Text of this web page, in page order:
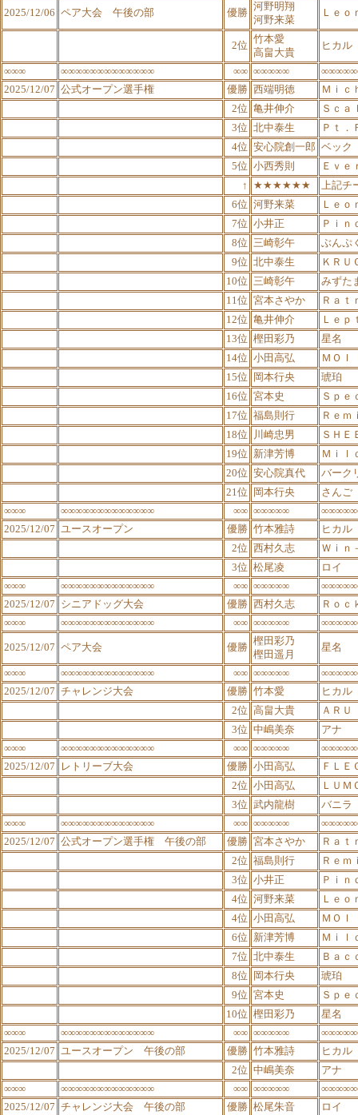
2025/12/06 ペア大会 午後の部 優勝
河野明翔
河野来菜
Ｌｅｏ
2位
竹本愛
高畠大貴
ヒカル
∞∞∞ ∞∞∞∞∞∞∞∞∞∞∞∞∞ ∞∞ ∞∞∞∞∞
2025/12/07 公式オープン選手権 優勝 西端明徳
Ｍｉｃ
2位 亀井伸介
Ｓｃａ
3位 北中泰生
Ｐｔ．
4位 安心院創一郎 ベック
5位 小西秀則
Ｅｖｅ
↑
★★★★★★
上記チ
6位 河野来菜
Ｌｅｏ
7位 小井正
Ｐｉ
8位 三崎彰午
ぶんぷ
9位 北中泰生
ＫＲＵ
10位 三崎彰午
みずた
11位 宮本さやか
Ｒａｔ
12位 亀井伸介
Ｌｅｐ
13位 樫田彩乃
星名
14位 小田高弘
ＭＯＩ
15位
岡本行央
琥珀
16位 宮本史
Ｓｐｅ
17位 福島則行
Ｒｅｍ
18位
川崎忠男
ＳＨＥ
19位
新津芳博
Ｍｉ
20位 安心院真代
バーク
21位
岡本行央
さんご
∞∞∞
∞∞∞∞∞∞∞∞∞∞∞∞∞ ∞∞ ∞∞∞∞∞
2025/12/07 ユースオープン 優勝 竹本雅詩
ヒカル
2位
西村久志
Ｗｉｎ
3位 松尾凌
ロイ
∞∞∞
∞∞∞∞∞∞∞∞∞∞∞∞∞ ∞∞ ∞∞∞∞∞
2025/12/07
シニアドッグ大会 優勝 西村久志
Ｒｏｃ
∞∞∞
∞∞∞∞∞∞∞∞∞∞∞∞∞ ∞∞ ∞∞∞∞∞
2025/12/07 ペア大会 優勝
樫田彩乃
樫田遥月
星名
∞∞∞ ∞∞∞∞∞∞∞∞∞∞∞∞∞ ∞∞ ∞∞∞∞∞
2025/12/07 チャレンジ大会 優勝 竹本愛
ヒカル
2位
高畠大貴
ＡＲＵ
3位 中嶋美奈
アナ
∞∞∞
∞∞∞∞∞∞∞∞∞∞∞∞∞ ∞∞ ∞∞∞∞∞
2025/12/07
レトリーブ大会 優勝 小田高弘
ＦＬＥ
2位 小田高弘
ＬＵＭ
3位 武内龍樹
バニラ
∞∞∞
∞∞∞∞∞∞∞∞∞∞∞∞∞ ∞∞ ∞∞∞∞∞
2025/12/07 公式オープン選手権 午後の部 優勝 宮本さやか
Ｒａｔ
2位 福島則行
Ｒｅｍ
3位 小井正
Ｐｉ
4位 河野来菜
Ｌｅｏ
4位 小田高弘
ＭＯＩ
6位
新津芳博
Ｍｉ
7位 北中泰生
Ｂａ
8位
岡本行央
琥珀
9位 宮本史
Ｓｐｅ
10位 樫田彩乃
星名
∞∞∞
∞∞∞∞∞∞∞∞∞∞∞∞∞ ∞∞ ∞∞∞∞∞
2025/12/07 ユースオープン 午後の部 優勝 竹本雅詩
ヒカル
2位 中嶋美奈
アナ
∞∞∞
∞∞∞∞∞∞∞∞∞∞∞∞∞ ∞∞ ∞∞∞∞∞
2025/12/07 チャレンジ大会 午後の部 優勝 松尾朱音 ロイ